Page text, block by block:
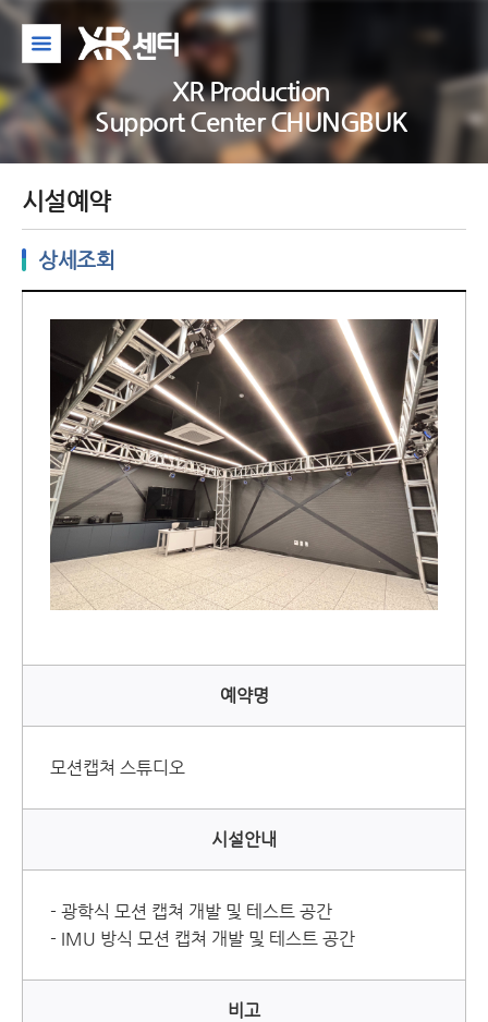
XR Production
Support Center CHUNGBUK
시설예약
상세조회
예약명
모션캡쳐 스튜디오
시설안내
- 광학식 모션 캡쳐 개발 및 테스트 공간
- IMU 방식 모션 캡쳐 개발 및 테스트 공간
비고